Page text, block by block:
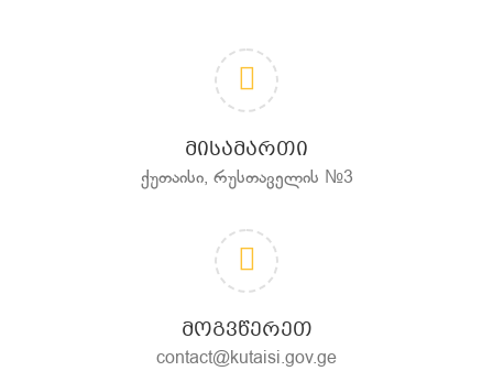
ᲛᲘᲡᲐᲛᲐᲠᲗᲘ
ქუთაისი, რუსთაველის №3
ᲛᲝᲒᲕᲬᲔᲠᲔᲗ
contact@kutaisi.gov.ge